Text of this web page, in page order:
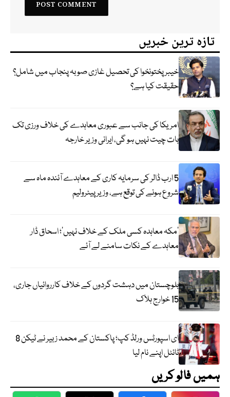
تازہ ترین خبریں
خیبر پختونخوا کی تحصیل غازی صوبہ پنجاب میں شامل؟
حقیقت کیا ہے؟
امریکا کی جانب سے عبوری معاہدے کی خلاف ورزی تک
بات چیت نہیں ہو گی، ایرانی وزیر خارجہ
5 ارب ڈالر کی سرمایہ کاری کے معاہدے آئندہ ماہ سے
شروع ہونے کی توقع ہے، وزیر پیٹرولیم
‘مکہ معاہدہ کسی ملک کے خلاف نہیں’؛ اسحاق ڈار
معاہدے کے نکات سامنے لے آئے
بلوچستان میں دہشت گردوں کے خلاف کارروائیاں جاری،
15 خوارج ہلاک
ای اسپورٹس ورلڈ کپ؛ پاکستان کے محمد زبیر نے ٹیکن 8
ٹائٹل اپنے نام لیا
ہمیں فالو کریں